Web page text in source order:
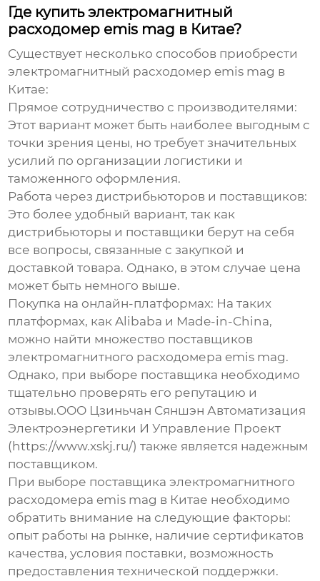
Где купить электромагнитный
расходомер emis mag в Китае?
Существует несколько способов приобрести
электромагнитный расходомер emis mag в
Китае:
Прямое сотрудничество с производителями:
Этот вариант может быть наиболее выгодным с
точки зрения цены, но требует значительных
усилий по организации логистики и
таможенного оформления.
Работа через дистрибьюторов и поставщиков:
Это более удобный вариант, так как
дистрибьюторы и поставщики берут на себя
все вопросы, связанные с закупкой и
доставкой товара. Однако, в этом случае цена
может быть немного выше.
Покупка на онлайн-платформах: На таких
платформах, как Alibaba и Made-in-China,
можно найти множество поставщиков
электромагнитного расходомера emis mag.
Однако, при выборе поставщика необходимо
тщательно проверять его репутацию и
отзывы.ООО Цзиньчан Сяншэн Автоматизация
Электроэнергетики И Управление Проект
(https://www.xskj.ru/) также является надежным
поставщиком.
При выборе поставщикаэлектромагнитного
расходомера emis mag в Китае необходимо
обратить внимание на следующие факторы:
опыт работы на рынке, наличие сертификатов
качества, условия поставки, возможность
предоставления технической поддержки.